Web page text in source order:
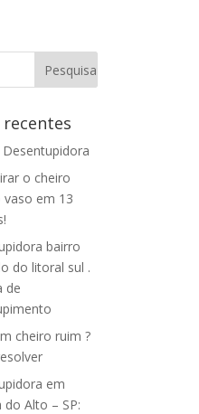
recentes
Desentupidora
o cheiro
vaso em 13
bairro
do litoral sul .
de
cheiro ruim ?
em
do Alto – SP: